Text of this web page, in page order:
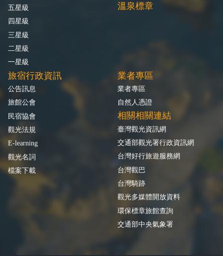
五星級
四星級
三星級
二星級
一星級
溫泉標章
旅宿行政資訊
公告訊息
旅館公會
民宿協會
觀光法規
E-learning
觀光名詞
檔案下載
業者專區
業者專區
自然人憑證
相關相關連結
臺灣觀光資訊網
交通部觀光署行政資訊網
台灣好行旅遊服務網
台灣觀巴
台灣騎跡
觀光多媒體開放資料
環保標章旅館查詢
交通部中央氣象署